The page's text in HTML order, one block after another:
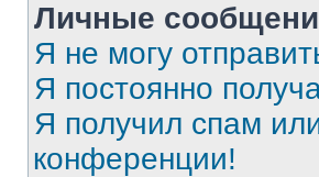
Личные
Я не могу
Я постоянно
Я получил спам
конференции!